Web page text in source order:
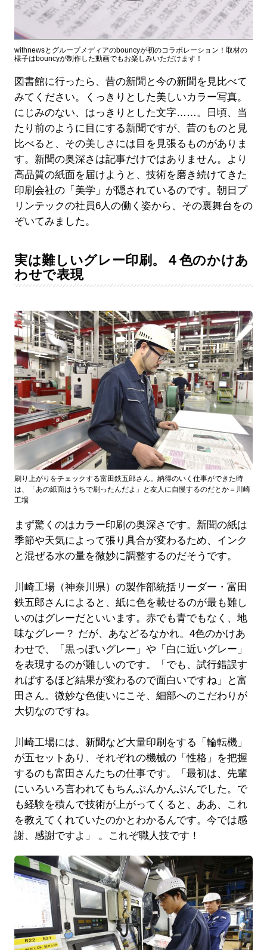
Video
withnewsとグループメディアのbouncyが初のコラボレーション！取材の
様子はbouncyが制作した動画でもお楽しみいただけます！
図書館に行ったら、昔の新聞と今の新聞を見比べて
みてください。くっきりとした美しいカラー写真。
にじみのない、はっきりとした文字……。日頃、当
たり前のように目にする新聞ですが、昔のものと見
比べると、その美しさには目を見張るものがありま
す。新聞の奥深さは記事だけではありません。より
高品質の紙面を届けようと、技術を磨き続けてきた
印刷会社の「美学」が隠されているのです。朝日プ
リンテックの社員6人の働く姿から、その裏舞台をの
ぞいてみました。
実は難しいグレー印刷。４色のかけあ
わせで表現
刷り上がりをチェックする富田鉄五郎さん。納得のいく仕事ができた時
は、「あの紙面はうちで刷ったんだよ」と友人に自慢するのだとか＝川崎
工場
まず驚くのはカラー印刷の奥深さです。新聞の紙は
季節や天気によって張り具合が変わるため、インク
と混ぜる水の量を微妙に調整するのだそうです。
川崎工場（神奈川県）の製作部統括リーダー・富田
鉄五郎さんによると、紙に色を載せるのが最も難し
いのはグレーだといいます。赤でも青でもなく、地
味なグレー？ だが、あなどるなかれ。4色のかけあ
わせで、「黒っぽいグレー」や「白に近いグレー」
を表現するのが難しいのです。「でも、試行錯誤す
ればするほど結果が変わるので面白いですね」と富
田さん。微妙な色使いにこそ、細部へのこだわりが
大切なのですね。
川崎工場には、新聞など大量印刷をする「輪転機」
が五セットあり、それぞれの機械の「性格」を把握
するのも富田さんたちの仕事です。「最初は、先輩
にいろいろ言われてもちんぷんかんぷんでした。で
も経験を積んで技術が上がってくると、ああ、これ
を教えてくれていたのかとわかるんです。今では感
謝、感謝ですよ」 。これぞ職人技です！